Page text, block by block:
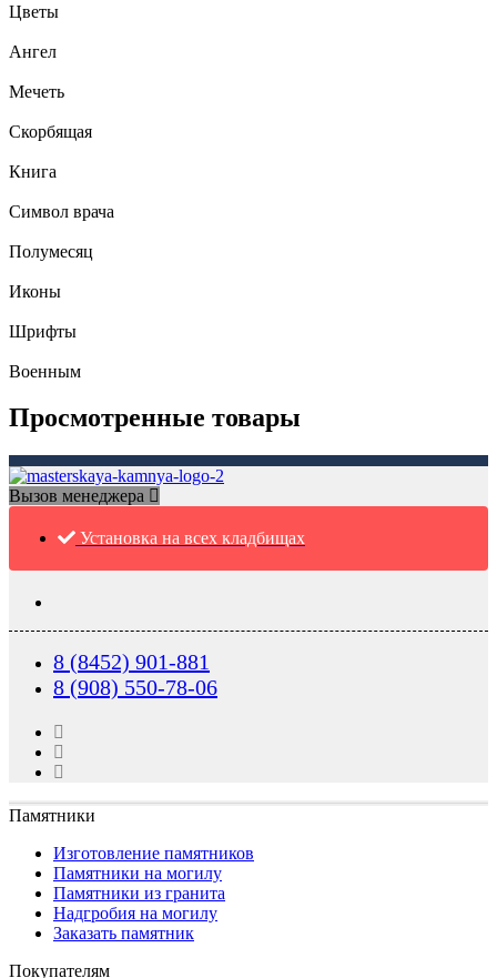
Цветы
Ангел
Мечеть
Скорбящая
Книга
Символ врача
Полумесяц
Иконы
Шрифты
Военным
Просмотренные товары
Вызов менеджера
Установка на всех кладбищах
8 (8452) 901-881
8 (908) 550-78-06
Памятники
Изготовление памятников
Памятники на могилу
Памятники из гранита
Надгробия на могилу
Заказать памятник
Покупателям